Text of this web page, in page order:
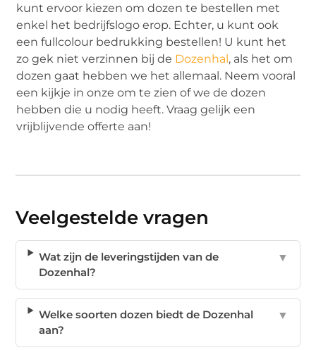
kunt ervoor kiezen om dozen te bestellen met
enkel het bedrijfslogo erop. Echter, u kunt ook
een fullcolour bedrukking bestellen! U kunt het
zo gek niet verzinnen bij de Dozenhal, als het om
dozen gaat hebben we het allemaal. Neem vooral
een kijkje in onze om te zien of we de dozen
hebben die u nodig heeft. Vraag gelijk een
vrijblijvende offerte aan!
Veelgestelde vragen
Wat zijn de leveringstijden van de
Dozenhal?
▼
Welke soorten dozen biedt de Dozenhal
aan?
▼